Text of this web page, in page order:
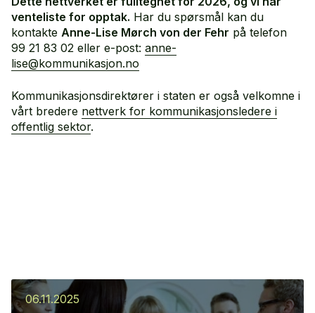
venteliste for opptak. Har du spørsmål kan du
kontakte Anne-Lise Mørch von der Fehr på telefon
99 21 83 02 eller e-post: anne-
lise@kommunikasjon.no
Kommunikasjonsdirektører i staten er også velkomne i
vårt bredere nettverk for kommunikasjonsledere i
offentlig sektor.
06.11.2025